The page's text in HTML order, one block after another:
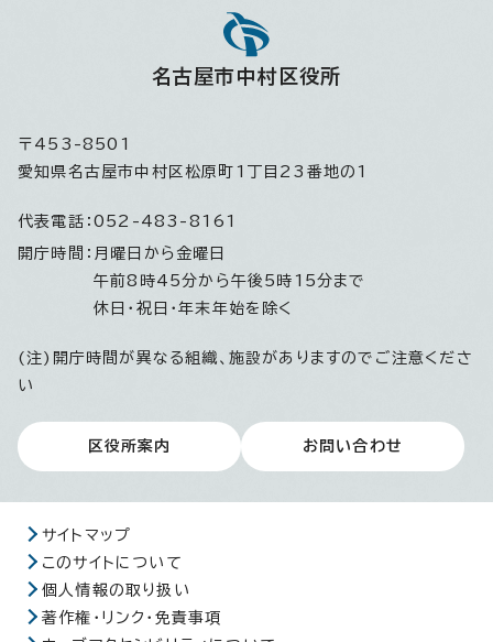
名古屋市中村区役所
〒453-8501
愛知県名古屋市中村区松原町1丁目23番地の1
代表電話： 052-483-8161
開庁時間： 月曜日から金曜日
午前8時45分から午後5時15分まで
休日・祝日・年末年始を除く
(注)開庁時間が異なる組織、施設がありますのでご注意くださ
い
区役所案内 お問い合わせ
サイトマップ
このサイトについて
個人情報の取り扱い
著作権・リンク・免責事項